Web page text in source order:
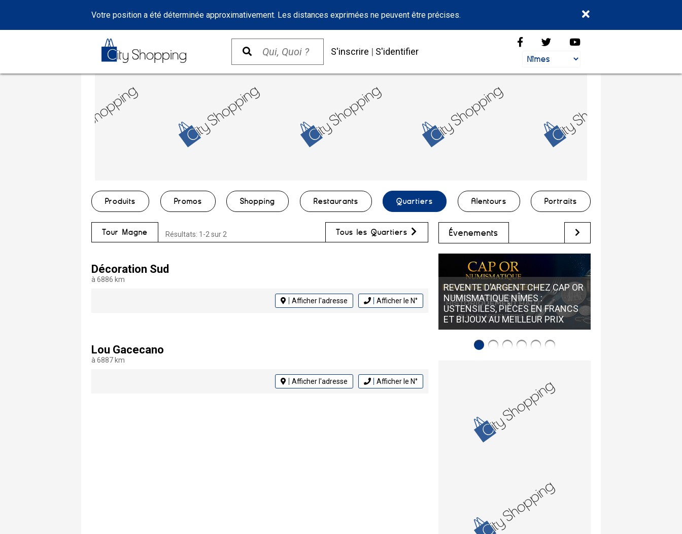
Votre position a été déterminée approximativement. Les distances exprimées ne peuvent être précises.
S'inscrire | S'identifier
Produits Promos Shopping Restaurants Quartiers Alentours Portraits
Tour Magne Résultats: 1-2 sur 2 Tous les Quartiers
Décoration Sud
à 6886 km
Afficher l'adresse Afficher le N°
Lou Gacecano
à 6887 km
Afficher l'adresse Afficher le N°
Évènements
REVENTE D’ARGENT CHEZ CAP OR
NUMISMATIQUE NÎMES :
USTENSILES, PIÈCES EN FRANCS
ET BIJOUX AU MEILLEUR PRIX